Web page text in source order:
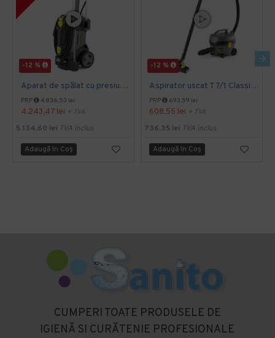
-12 %
Aparat de spălat cu presiune HD 5/15 C Plus, Kärcher
PRP 4.836,53 lei
4.243,47 lei + TVA
5.134,60 lei TVA inclus
Adaugă în Coş
-12 %
Aspirator uscat T 7/1 Classic, Kärcher
PRP 693,59 lei
608,55 lei + TVA
736,35 lei TVA inclus
Adaugă în Coş
CUMPERI TOATE PRODUSELE DE
IGIENĂ SI CURĂTENIE PROFESIONALE